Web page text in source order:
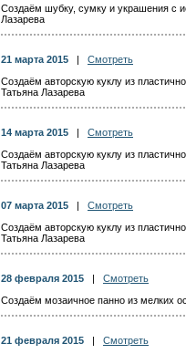
Создаём шубку, сумку и украшения с
Лазарева
21 марта 2015
Смотреть
Создаём авторскую куклу из
Татьяна Лазарева
14 марта 2015
Смотреть
Создаём авторскую куклу из
Татьяна Лазарева
07 марта 2015
Смотреть
Создаём авторскую куклу из
Татьяна Лазарева
28 февраля 2015
Смотреть
Создаём мозаичное панно из мелких
21 февраля 2015
Смотреть